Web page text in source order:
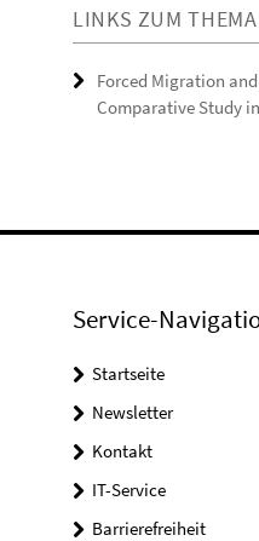
LINKS ZUM THEMA
Forced Migration
Comparative Study
Service-
Startseite
Newsletter
Kontakt
IT-Service
Barrierefreiheit